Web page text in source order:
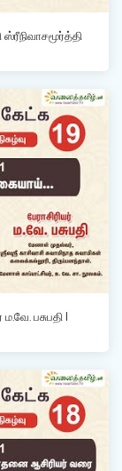
பசுபதி |